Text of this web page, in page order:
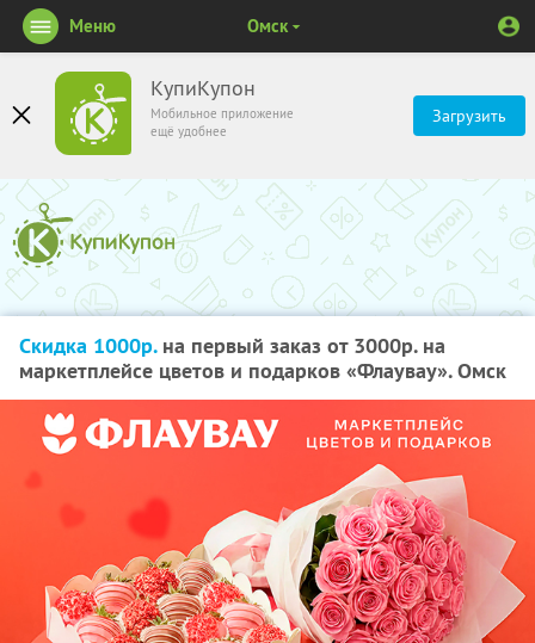
КупиКупон
Мобильное приложение
ещё удобнее
Загрузить
Меню Омск
Скидка 1000р.на первый заказ от 3000р. на
маркетплейсе цветов и подарков «Флаувау». Омск